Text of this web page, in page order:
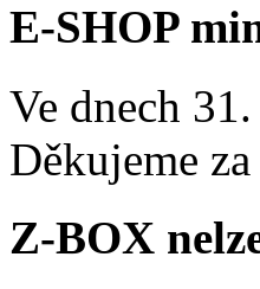
E-SHOP
Ve dnech
Děkujeme
Z-BOX